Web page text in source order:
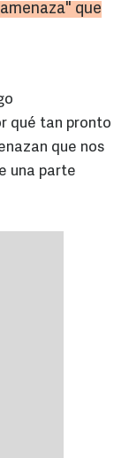
que
qué tan pronto
que nos
una parte